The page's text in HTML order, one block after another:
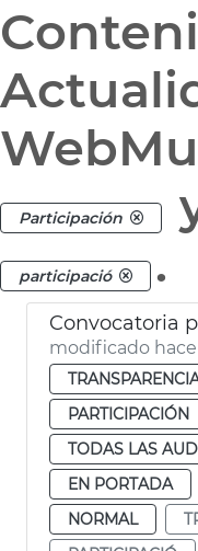
Participación
participació .
modificado
PARTICIPACIÓN
TODAS LAS
EN PORTADA
NORMAL